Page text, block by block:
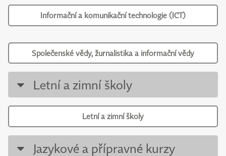
Informační a komunikační technologie (ICT)
Společenské vědy, žurnalistika a informační vědy
Letní a zimní školy
Letní a zimní školy
Jazykové a přípravné kurzy